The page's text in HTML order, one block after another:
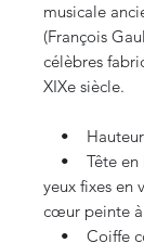
musicale
(François
célèbres
XIXe siècle.
• Hauteur
• Tête en
yeux fixes en
cœur peinte
• Coiffe